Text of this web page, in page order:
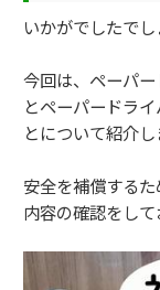
いかがでしたでし
今回は、ペーパ
とペーパードラ
とについて紹介し
安全を補償する
内容の確認をして